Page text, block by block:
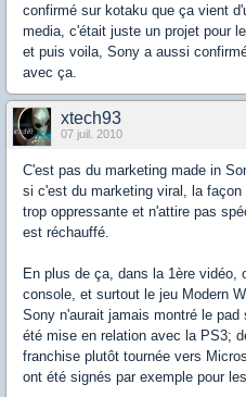
confirmé sur kotaku que ça vient
media, c'était juste un projet pour
et puis voila, Sony a aussi
avec ça.
xtech93
07 juil. 2010
C'est pas du marketing made in
si c'est du marketing viral, la
trop oppressante et n'attire pas
est réchauffé.
En plus de ça, dans la 1ère vidéo,
console, et surtout le jeu Modern
Sony n'aurait jamais montré le
été mise en relation avec la PS3;
franchise plutôt tournée vers
ont été signés par exemple pour